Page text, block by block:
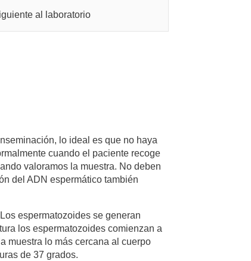
al laboratorio
lo ideal es que no haya
cuando el paciente recoge
valoramos la muestra. No deben
del ADN espermático también
espermatozoides se generan
los espermatozoides comienzan a
muestra lo más cercana al cuerpo
de 37 grados.